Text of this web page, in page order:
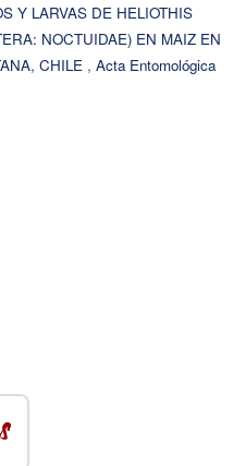
Y LARVAS DE HELIOTHIS
NOCTUIDAE) EN MAIZ EN
CHILE , Acta Entomológica